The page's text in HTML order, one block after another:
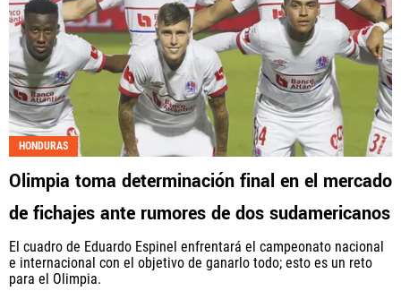
HONDURAS
Olimpia toma determinación final en el mercado
de fichajes ante rumores de dos sudamericanos
El cuadro de Eduardo Espinel enfrentará el campeonato nacional
e internacional con el objetivo de ganarlo todo; esto es un reto
para el Olimpia.